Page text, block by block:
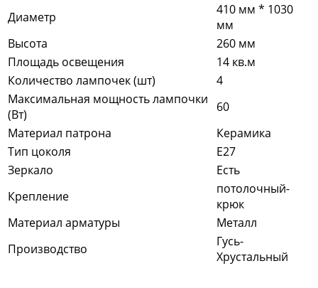
Диаметр
410 мм * 1030
мм
Высота
260 мм
Площадь освещения
14 кв.м
Количество лампочек (шт)
4
Максимальная мощность лампочки
(Вт)
60
Материал патрона
Керамика
Тип цоколя
Е27
Зеркало
Есть
Крепление
потолочный-
крюк
Материал арматуры
Металл
Производство
Гусь-
Хрустальный